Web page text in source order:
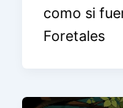
como si
Foretales